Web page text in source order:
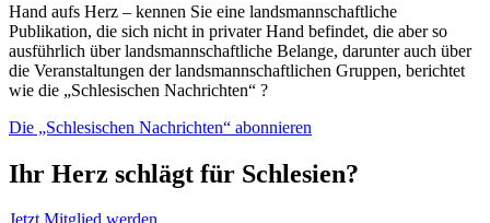
Hand aufs Herz – kennen Sie eine landsmannschaftliche
Publikation, die sich nicht in privater Hand befindet, die aber so
ausführlich über landsmannschaftliche Belange, darunter auch über
die Veranstaltungen der landsmannschaftlichen Gruppen, berichtet
wie die „Schlesischen Nachrichten“ ?
Die „Schlesischen Nachrichten“ abonnieren
Ihr Herz schlägt für Schlesien?